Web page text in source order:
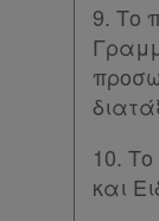
9. Το
10.
και